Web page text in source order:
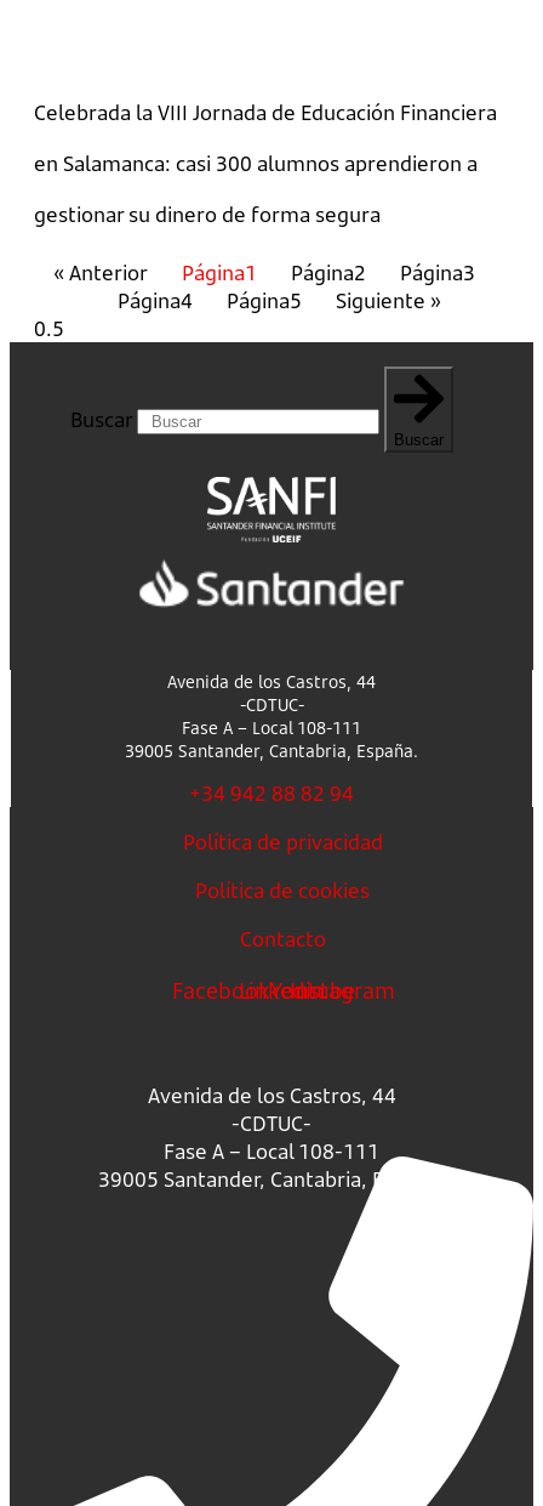
Celebrada la VIII Jornada de Educación Financiera
en Salamanca: casi 300 alumnos aprendieron a
gestionar su dinero de forma segura
« Anterior Página1 Página2 Página3
Página4 Página5 Siguiente »
Buscar
Buscar
Avenida de los Castros, 44
-CDTUC-
Fase A – Local 108-111
39005 Santander, Cantabria, España.
+34 942 88 82 94
Política de privacidad
Política de cookies
Contacto
FacebookLinkedin
Youtube
Instagram
Avenida de los Castros, 44
-CDTUC-
Fase A – Local 108-111
39005 Santander, Cantabria, España.